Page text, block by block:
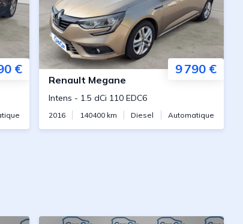
€ 9 790 €
Renault Megane
Intens - 1.5 dCi 110 EDC6
2016 140400km Diesel Automatique